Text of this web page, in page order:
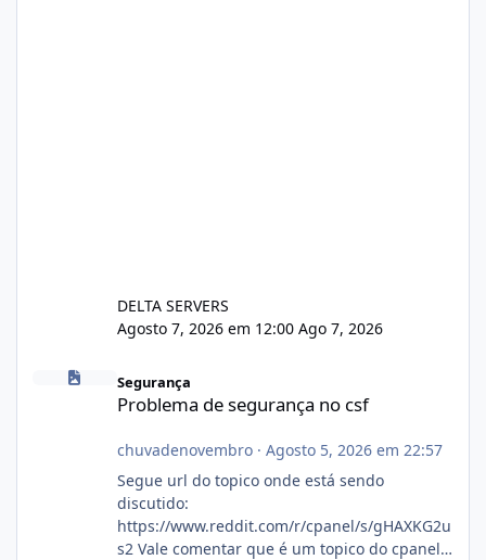
DELTA SERVERS
Agosto 7, 2026 em 12:00 Ago 7, 2026
Problema de segurança no csf
Segurança
Problema de segurança no csf
chuvadenovembro· Agosto 5, 2026 em 22:57
Segue url do topico onde está sendo
discutido:
https://www.reddit.com/r/cpanel/s/gHAXKG2u
s2 Vale comentar que é um topico do cpanel...